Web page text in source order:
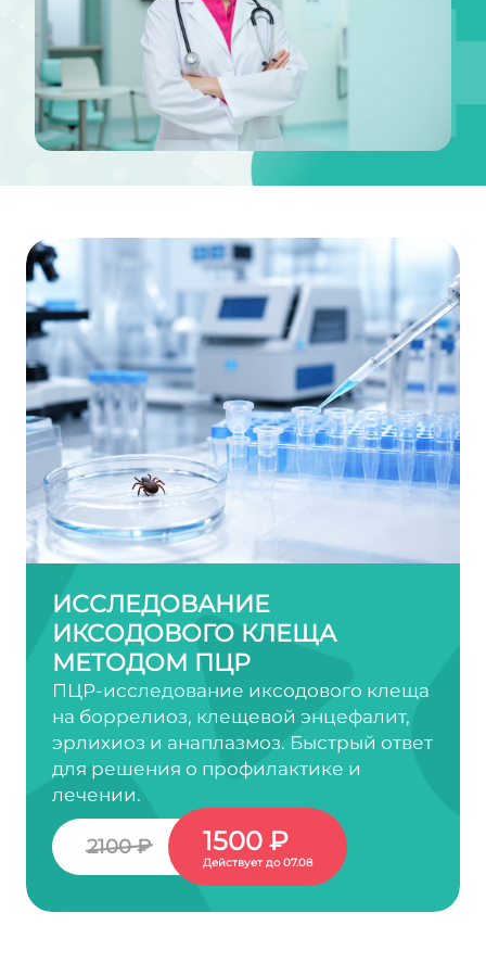
ИССЛЕДОВАНИЕ
ИКСОДОВОГО КЛЕЩА
МЕТОДОМ ПЦР
ПЦР-исследование иксодового клеща
на боррелиоз, клещевой энцефалит,
эрлихиоз и анаплазмоз. Быстрый ответ
для решения о профилактике и
лечении.
2100 ₽ 1500 ₽
Действует до 07.08